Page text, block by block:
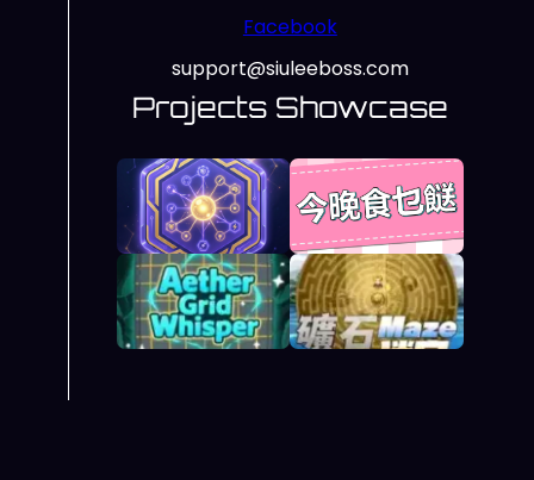
Facebook
support@siuleeboss.com
Projects Showcase